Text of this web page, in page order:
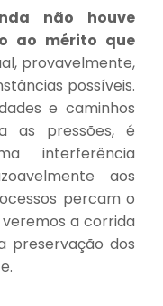
não houve
ao mérito que
provavelmente,
possíveis.
e caminhos
as pressões, é
interferência
aos
percam o
a corrida
preservação dos